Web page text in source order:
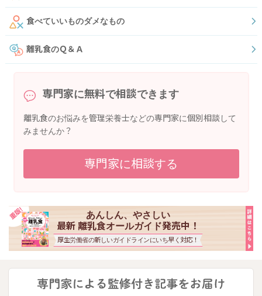
食べていいものダメなもの
離乳食のＱ＆Ａ
専門家に無料で相談できます
離乳食のお悩みを管理栄養士などの専門家に個別相談して
みませんか？
専門家に相談する
あんしん、やさしい
最新 離乳食オールガイド発売中！
厚生労働省の新しいガイドラインにいち早く対応！